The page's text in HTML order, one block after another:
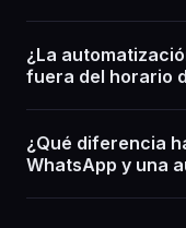
¿La
fuera del horario
¿Qué diferencia
WhatsApp y una